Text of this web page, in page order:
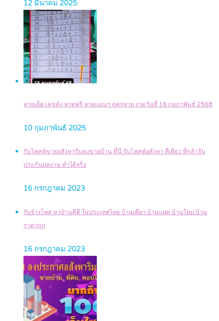
12 มีนาคม 2025
หวยเด็ด เลขดัง หวยฟรี หวยแม่นๆ สูตรหวย งวดวันที่ 16 กุมภาพันธ์ 2568
10 กุมภาพันธ์ 2025
รับโพสต์ขายอสังหารับลงขายบ้าน ที่นี่ รับโพสต์อสังหา ที่เดียว ที่กล้ารับ
ประกันผลงาน ทำได้จริง
16 กรกฎาคม 2023
รับจ้างโพส หาบ้านดีดี ในประเทศไทย บ้านเดี่ยว บ้านแฝด บ้านใหม่ บ้าน
ราคาถูก
16 กรกฎาคม 2023